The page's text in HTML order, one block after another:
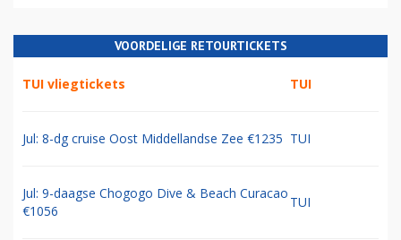
VOORDELIGE RETOURTICKETS
TUI vliegtickets TUI
Jul: 8-dg cruise Oost Middellandse Zee €1235 TUI
Jul: 9-daagse Chogogo Dive & Beach Curacao
€1056
TUI